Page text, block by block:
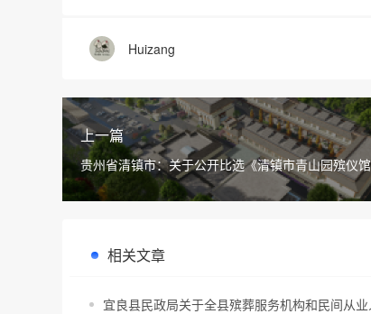
Huizang
上一篇
贵州省清镇市：关于公开比选《清镇市青山园殡仪
基本服务定价成本监审服务》单位的公告
相关文章
宜良县民政局关于全县殡葬服务机构和民间从